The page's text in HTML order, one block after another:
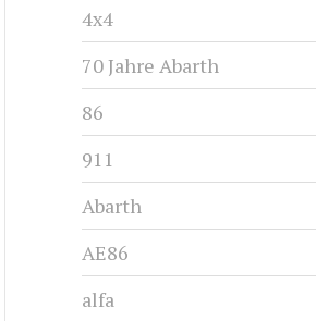
4x4
70 Jahre Abarth
86
911
Abarth
AE86
alfa